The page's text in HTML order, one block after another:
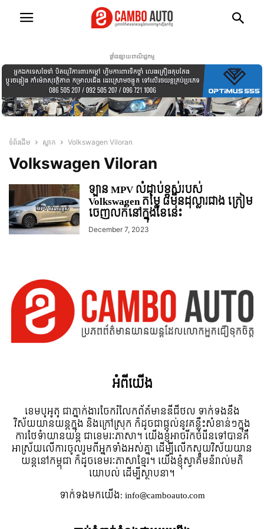
ផ្ទាំងផ្សាយពាណិជ្ជកម្ម
ទំព័រដើម ស្លាក Volkswagen Viloran
Volkswagen Viloran
ឡាន MPV លំដាប់ខ្ពស់របស់
Volkswagen តម្លៃ ៨មុឺនដុល្លារជាង ត្រៀម
ចេញលក់នៅក្នុងខែនេះ
December 7, 2023
អំពី​យើង
ខេមបូអូតូ ជាភ្នាក់ងារចែករំលែកព័ត៍មានឌីជីថល ទាក់ទងនឹង
វិស័យយានយន្តក្នុង និងក្រៅស្រុក ក៏ដូចជាផ្តល់នូវគន្លឹះសំខាន់ៗក្នុង
ការថែទំាយានយន្ត ជាខេមរៈភាសា។ យើងខ្ញុំអាចរីកចំរើនទៅបានគឺ
អាស្រ័យលើការចូលរួមពីអ្នកទាំងអស់គ្នា ដើម្បីលើកស្ទួយវិស័យយាន
យន្តនៅកម្ពុជា ក៏ដូចខេមរៈភាសាខ្មែរ។ យើងខ្ញុំស្វាគមន៌រាល់មតិ
យោបល់ ដើម្បីស្ថាបនា។
ទាក់ទង​មក​យើង:info@camboauto.com